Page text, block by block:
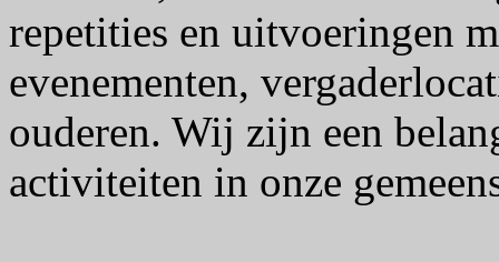
repetities en uitvoeringen
evenementen,
ouderen. Wij zijn een
activiteiten in onze